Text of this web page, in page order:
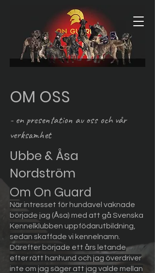
OM OSS
- en presentation av oss och vår
verksamhet
Ubbe & Åsa
Nordström
Om On Guard
När intresset för hundavel vaknade
började jag (Åsa) med att gå Svenska
Kennelklubben uppfödarutbildning,
sedan skaffade vi kennelnamn.
Därefter började ett års letande
efter rätt hanhund och jag överdriver
inte om jag säger att jag valde mellan